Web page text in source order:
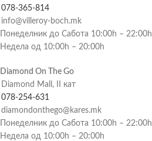
078-365-814
info@villeroy-boch.mk
Понеделник до Сабота 10:00h – 22:00h
Недела од 10:00h – 20:00h
Diamond On The Go
Diamond Mall, II кат
078-254-631
diamondonthego@kares.mk
Понеделник до Сабота 10:00h – 22:00h
Недела од 10:00h – 20:00h